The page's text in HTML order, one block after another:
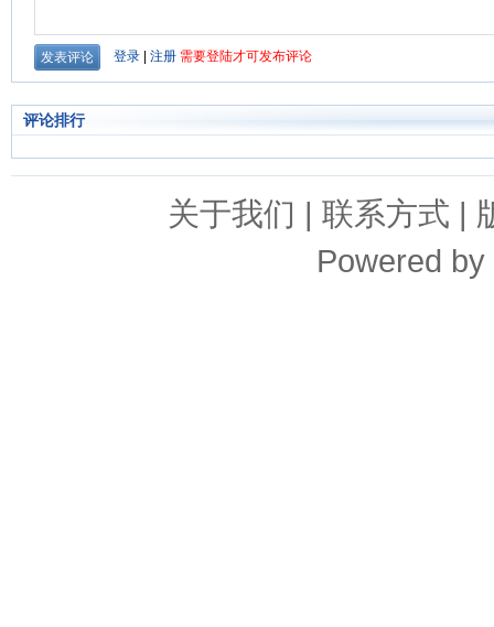
评论排行
关于我们 | 联系方式 |
Powered by